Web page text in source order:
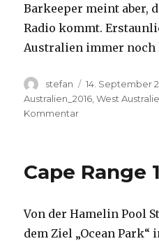
Barkeeper meint aber,
Radio kommt.
Australien immer noch
Autor
stefan
Veröffentlicht
am
14. September
Australien_2016 ,West
Kommentarzu
Cape Range
Von der Hamelin Pool
dem Ziel „Ocean Park“